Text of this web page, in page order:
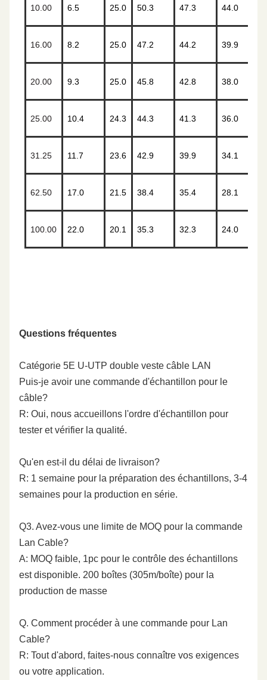
10.00 6.5 25.0 50.3 47.3 44.0
16.00 8.2 25.0 47.2 44.2 39.9
20.00 9.3 25.0 45.8 42.8 38.0
25.00 10.4 24.3 44.3 41.3 36.0
31.25 11.7 23.6 42.9 39.9 34.1
62.50 17.0 21.5 38.4 35.4 28.1
100.00 22.0 20.1 35.3 32.3 24.0
Questions fréquentes
Catégorie 5E U-UTP double veste câble LAN
Puis-je avoir une commande d'échantillon pour le
câble?
R: Oui, nous accueillons l'ordre d'échantillon pour
tester et vérifier la qualité.
Qu'en est-il du délai de livraison?
R: 1 semaine pour la préparation des échantillons, 3-4
semaines pour la production en série.
Q3. Avez-vous une limite de MOQ pour la commande
Lan Cable?
A: MOQ faible, 1pc pour le contrôle des échantillons
est disponible. 200 boîtes (305m/boîte) pour la
production de masse
Q. Comment procéder à une commande pour Lan
Cable?
R: Tout d'abord, faites-nous connaître vos exigences
ou votre application.